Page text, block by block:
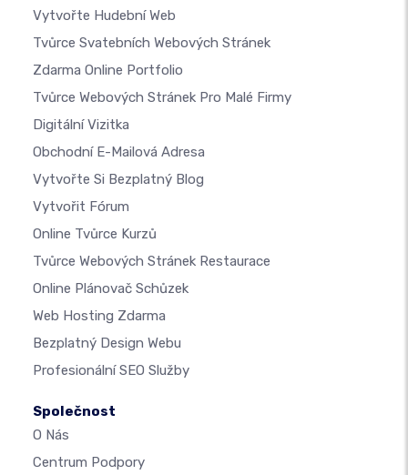
Vytvořte Hudební Web
Tvůrce Svatebních Webových Stránek
Zdarma Online Portfolio
Tvůrce Webových Stránek Pro Malé Firmy
Digitální Vizitka
Obchodní E-Mailová Adresa
Vytvořte Si Bezplatný Blog
Vytvořit Fórum
Online Tvůrce Kurzů
Tvůrce Webových Stránek Restaurace
Online Plánovač Schůzek
Web Hosting Zdarma
Bezplatný Design Webu
Profesionální SEO Služby
Společnost
O Nás
Centrum Podpory